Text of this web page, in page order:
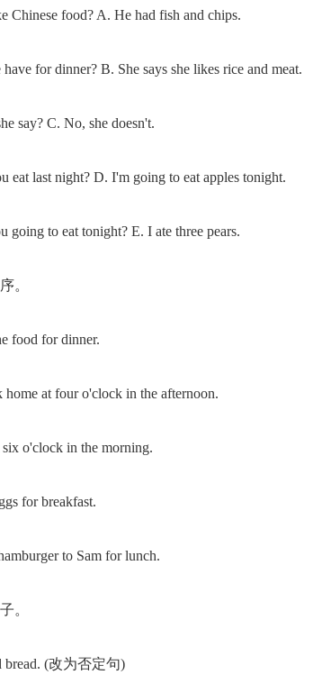
Chinese food? A. He had fish and chips.
have for dinner? B. She says she likes rice and meat.
say? C. No, she doesn't.
eat last night? D. I'm going to eat apples tonight.
going to eat tonight? E. I ate three pears.
。
food for dinner.
home at four o'clock in the afternoon.
o'clock in the morning.
for breakfast.
to Sam for lunch.
。
bread. (改为否定句)